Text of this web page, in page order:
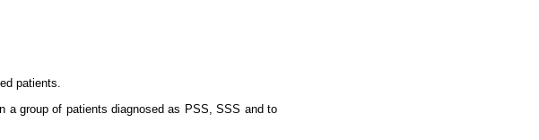
patients.
a group of patients diagnosed as PSS, SSS and to